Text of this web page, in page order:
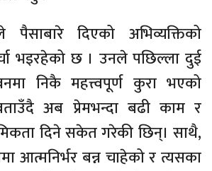
दिएको अभिव्यक्तिको
भइरहेको छ । उनले पछिल्ला दुई
निकै महत्त्वपूर्ण कुरा भएको
अब प्रेमभन्दा बढी काम र
दिने सकेत गरेकी छिन्। साथै,
बन्न चाहेको र त्यसका